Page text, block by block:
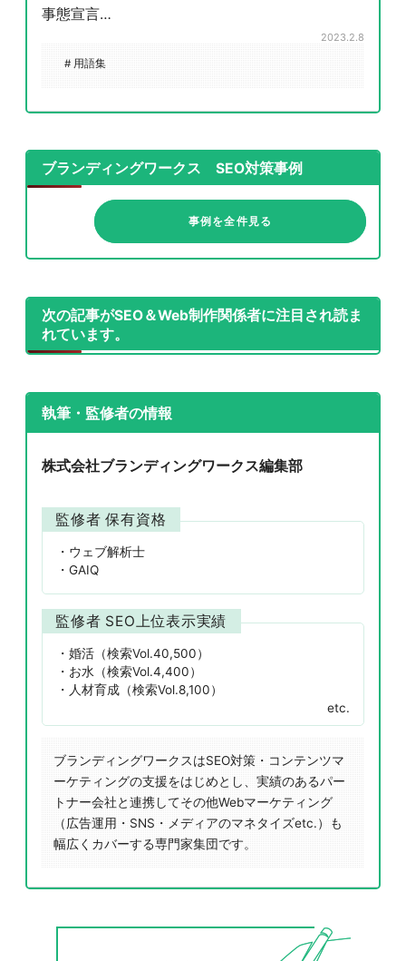
事態宣言…
2023.2.8
# 用語集
ブランディングワークス SEO対策事例
事例を全件見る
次の記事がSEO＆Web制作関係者に注目され読ま
れています。
執筆・監修者の情報
株式会社ブランディングワークス編集部
監修者 保有資格
ウェブ解析士
GAIQ
監修者 SEO上位表示実績
婚活（検索Vol.40,500）
お水（検索Vol.4,400）
人材育成（検索Vol.8,100）
etc.
ブランディングワークスはSEO対策・コンテンツマ
ーケティングの支援をはじめとし、実績のあるパー
トナー会社と連携してその他Webマーケティング
（広告運用・SNS・メディアのマネタイズetc.）も
幅広くカバーする専門家集団です。